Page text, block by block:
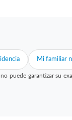
Mi familiar
garantizar su